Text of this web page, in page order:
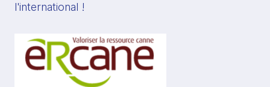
l'international !